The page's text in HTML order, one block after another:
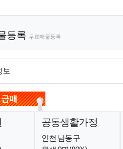
등록 무료매물등록
보
공동생활가정
인천 남동구